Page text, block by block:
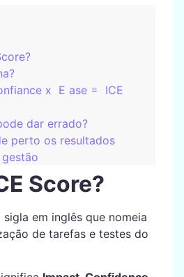
x E ase = ICE
dar errado?
perto os resultados
Score?
sigla em inglês que nomeia
de tarefas e testes do